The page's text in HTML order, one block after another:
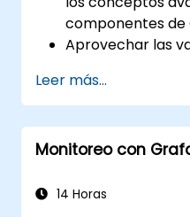
componentes de
Aprovechar las
visualización de
Utilizar el
Grafana
realizar consultas
escalar Grafana,
Leer más...
Monitoreo con
14 Horas